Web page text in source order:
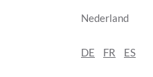
Nederland
DE FR ES